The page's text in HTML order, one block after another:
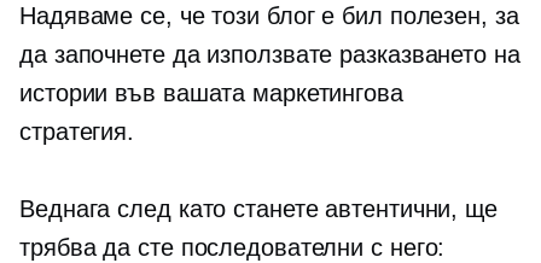
Надяваме се, че този блог е бил полезен, за
да започнете да използвате разказването на
истории във вашата маркетингова
стратегия.
Веднага след като станете автентични, ще
трябва да сте последователни с него: